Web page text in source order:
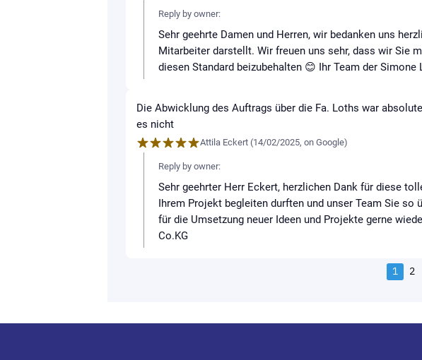
Reply by owner:
Sehr geehrte Damen und Herren, wir bedanken uns
Mitarbeiter darstellt. Wir freuen uns sehr, dass wir Sie
diesen Standard beizubehalten 😊 Ihr Team der
Die Abwicklung des Auftrags über die Fa. Loths war
es nicht
Attila Eckert (14/02/2025, on Google)
Reply by owner:
Sehr geehrter Herr Eckert, herzlichen Dank für diese
Ihrem Projekt begleiten durften und unser Team Sie so
für die Umsetzung neuer Ideen und Projekte gerne
Co.KG
1 2